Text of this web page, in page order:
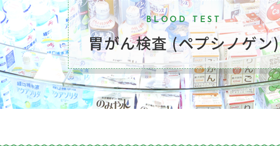
BLOOD TEST
胃がん検査 (ペプシノゲン)